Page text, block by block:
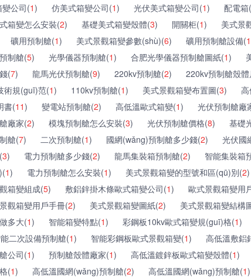
變公司(1) 仿美式箱變公司(1) 光伏美式箱變公司(1) 配電箱(
箱變怎么安裝(2) 基礎美式箱變殼體(3) 開關柜(1) 美式景
礦用預制艙(1) 美式景觀箱變參數(shù)(6) 礦用預制艙設備(1
制艙(5) 光學儀器預制艙(1) 合肥光學儀器預制艙圖紙(1)
(7) 龍馬光伏預制艙(9) 220kv預制艙(2) 220kv預制艙殼
術規(guī)范(1) 110kv預制艙(1) 美式景觀箱變布置圖(3)
書(11) 變電站預制艙(2) 高低溫歐式箱變(1) 光伏預制艙廠
廠家(2) 模塊預制艙怎么安裝(3) 光伏預制艙價格(8) 基礎
艙(7) 二次預制艙(1) 國網(wǎng)預制艙多少錢(2) 光伏國
3) 電力預制艙多少錢(2) 龍馬集裝箱預制艙(2) 智能集裝箱
1) 電力預制艙怎么安裝(1) 美式景觀箱變的型號和區(qū)別(2)
箱變組成(5) 敷鋁鋅掛木條歐式箱變公司(1) 歐式景觀箱變用
觀箱變用戶手冊(2) 美式景觀箱變圖紙(2) 美式景觀箱變結構
多大(1) 智能箱變特點(1) 彩鋼板10kv歐式箱變規(guī)格(1)
二次設備預制艙(1) 智能彩鋼板歐式景觀箱變(1) 高低溫敷鋁
公司(1) 預制艙殼體廠家(1) 高低溫鍍鋅板歐式箱變殼體(1)
(1) 高低溫國網(wǎng)預制艙(2) 高低溫國網(wǎng)預制艙(1)